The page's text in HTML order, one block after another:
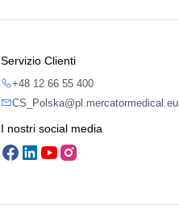
Servizio Clienti
+48 12 66 55 400
CS_Polska@pl.mercatormedical.eu
I nostri social media